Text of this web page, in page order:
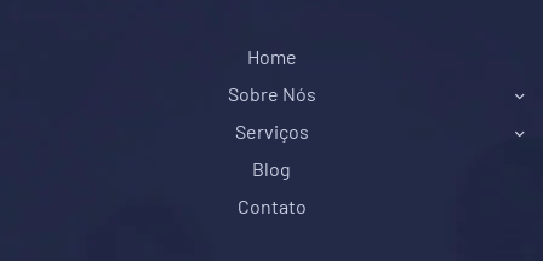
Home
Sobre Nós
Serviços
Blog
Contato